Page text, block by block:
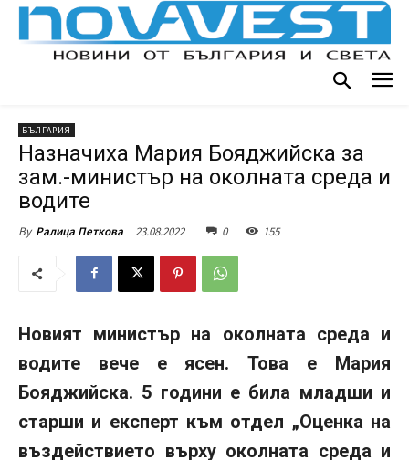
БЪЛГАРИЯ
Назначиха Мария Бояджийска за
зам.-министър на околната среда и
водите
By Ралица Петкова 23.08.2022 0 155
Новият министър на околната среда и
водите вече е ясен. Това е Мария
Бояджийска. 5 години е била младши и
старши и експерт към отдел „Оценка на
въздействието върху околната среда и